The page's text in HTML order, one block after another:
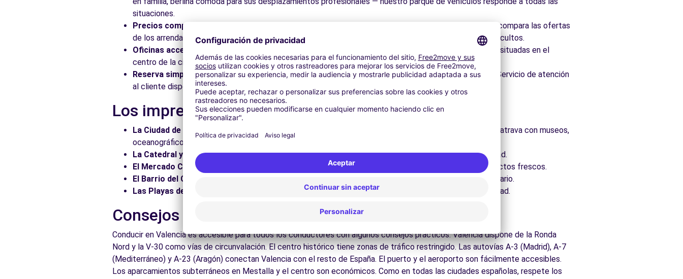
Free2Move Rent - TALLERES J.R.A., S.L. - Valencia (C)
Free2Move Rent - VARA DE QUART - Valencia (O)
4.4 km
Free2Move Rent - S&YOU VALENCIA - Tres Cruces - Valencia (C)
situaciones.
Precios competitivos:
Aproveche los mejores precios del mercado gracias a nuestra plataforma que compara las ofertas
de los arrendadores asociados. Reserve en línea en pocos clics con precios transparentes, sin cargos ocultos.
Oficinas accesibles:
Recoja su vehículo en una de nuestras numerosas oficinas asociadas, idealmente situadas en el
centro de la ciudad, en estaciones o cerca de los aeropuertos.
Reserva simplificada:Nuestra plataforma intuitiva le permite reservar su vehículo en pocos minutos. Servicio de atención
al cliente disponible para responder a todas sus preguntas.
Los imprescindibles de Valencia y alrededores
La Ciudad de las Artes y las Ciencias:
Admire este complejo arquitectónico futurista de Santiago Calatrava con museos,
oceanográfico y ópera.
La Catedral y El Miguelete:Suba a la torre gótica para disfrutar de una vista panorámica sobre la ciudad.
El Mercado Central:
Explore uno de los mercados modernistas más grandes de Europa, lleno de productos frescos.
El Barrio del Carmen:
Pasee por el barrio medieval con sus galerías de arte, bares y ambiente universitario.
Las Playas de la Malvarrosa y El Saler:
Disfrute de las playas urbanas y naturales que bordean la ciudad.
Consejos prácticos para conducir en Valencia
Conducir en Valencia es accesible para todos los conductores con algunos consejos prácticos. Valencia dispone de la Ronda
Nord y la V-30 como vías de circunvalación. El centro histórico tiene zonas de tráfico restringido. Las autovías A-3 (Madrid), A-7
(Mediterráneo) y A-23 (Aragón) conectan Valencia con el resto de España. El puerto y el aeroporto son fácilmente accesibles.
Los aparcamientos subterráneos en Mestalla y el centro son económicos. Como en todas las ciudades españolas, respete los